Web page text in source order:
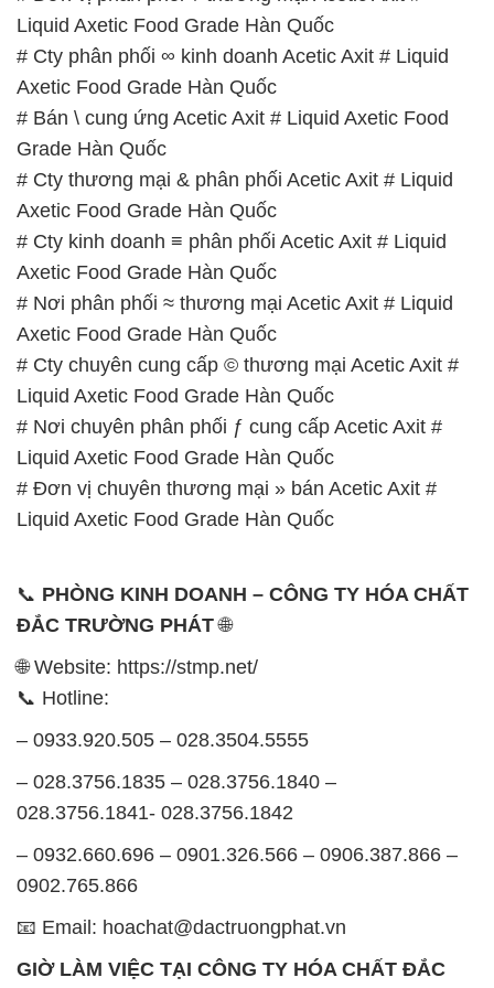
Liquid Axetic Food Grade Hàn Quốc
# Cty phân phối ∞ kinh doanh Acetic Axit # Liquid
Axetic Food Grade Hàn Quốc
# Bán \ cung ứng Acetic Axit # Liquid Axetic Food
Grade Hàn Quốc
# Cty thương mại & phân phối Acetic Axit # Liquid
Axetic Food Grade Hàn Quốc
# Cty kinh doanh ≡ phân phối Acetic Axit # Liquid
Axetic Food Grade Hàn Quốc
# Nơi phân phối ≈ thương mại Acetic Axit # Liquid
Axetic Food Grade Hàn Quốc
# Cty chuyên cung cấp © thương mại Acetic Axit #
Liquid Axetic Food Grade Hàn Quốc
# Nơi chuyên phân phối ƒ cung cấp Acetic Axit #
Liquid Axetic Food Grade Hàn Quốc
# Đơn vị chuyên thương mại » bán Acetic Axit #
Liquid Axetic Food Grade Hàn Quốc
📞 PHÒNG KINH DOANH – CÔNG TY HÓA CHẤT
ĐẮC TRƯỜNG PHÁT🌐
🌐 Website: https://stmp.net/
📞 Hotline:
– 0933.920.505 – 028.3504.5555
– 028.3756.1835 – 028.3756.1840 –
028.3756.1841- 028.3756.1842
– 0932.660.696 – 0901.326.566 – 0906.387.866 –
0902.765.866
📧 Email: hoachat@dactruongphat.vn
GIỜ LÀM VIỆC TẠI CÔNG TY HÓA CHẤT ĐẮC